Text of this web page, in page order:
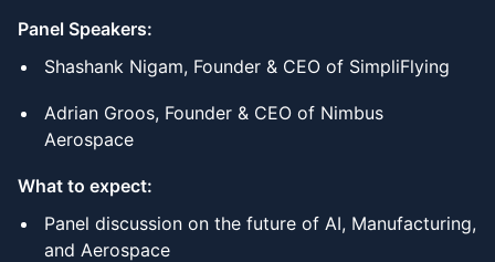
Panel Speakers:
Shashank Nigam, Founder & CEO of SimpliFlying
Adrian Groos, Founder & CEO of Nimbus
Aerospace
What to expect:
Panel discussion on the future of AI, Manufacturing,
and Aerospace